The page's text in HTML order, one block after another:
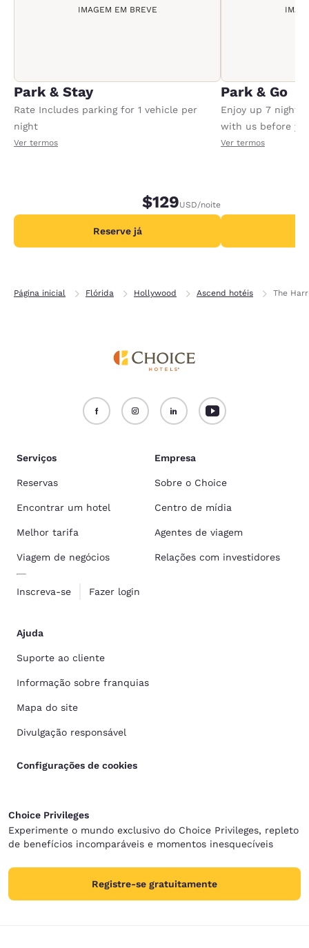
IMAGEM EM BREVE
Park & Stay
Rate Includes parking for 1 vehicle per
night
Ver termos
$129USD/noite
Reserve já
Park & Go
Enjoy up 7 nights
with us before
Conditions apply,
Ver termos
Página inicial Flórida Hollywood Ascend hotéis The
Serviços
Reservas
Encontrar um hotel
Melhor tarifa
Viagem de negócios
Inscreva-se Fazer login
Empresa
Sobre o Choice
Centro de mídia
Agentes de viagem
Relações com investidores
Ajuda
Suporte ao cliente
Informação sobre franquias
Mapa do site
Divulgação responsável
Configurações de cookies
Choice Privileges
Experimente o mundo exclusivo do Choice Privileges, repleto
de benefícios incomparáveis e momentos inesquecíveis
Registre-se gratuitamente